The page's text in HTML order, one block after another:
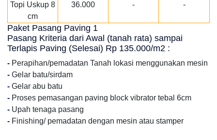
Topi Uskup 8
cm
36.000 - -
Paket Pasang Paving 1
Pasang Kriteria dari Awal (tanah rata) sampai
Terlapis Paving (Selesai) Rp 135.000/m2 :
- Perapihan/pemadatan Tanah lokasi menggunakan mesin
- Gelar batu/sirdam
- Gelar abu batu
- Proses pemasangan paving block vibrator tebal 6cm
- Upah tenaga pasang
- Finishing/ pemadatan dengan mesin atau stamper